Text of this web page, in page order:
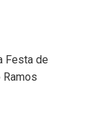
Festa de